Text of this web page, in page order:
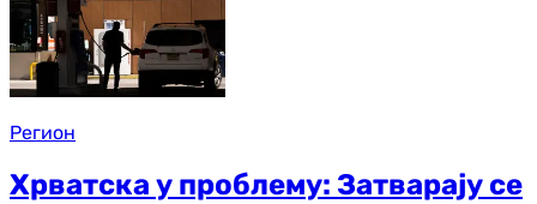
Регион
Хрватска у проблему: Затварају се